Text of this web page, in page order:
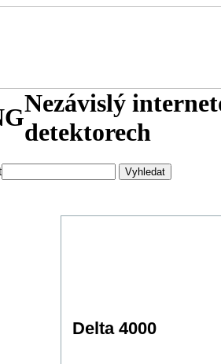
Nezávislý
detektorech
Delta 4000